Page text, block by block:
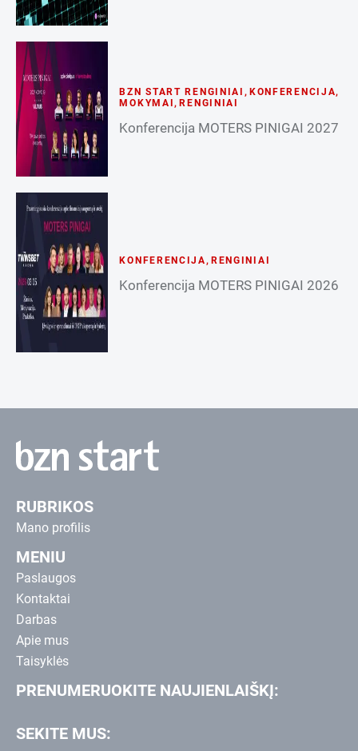
BZN START RENGINIAI , KONFERENCIJA,
MOKYMAI ,RENGINIAI
Konferencija MOTERS PINIGAI 2027
KONFERENCIJA, RENGINIAI
Konferencija MOTERS PINIGAI 2026
RUBRIKOS
Mano profilis
MENIU
Paslaugos
Kontaktai
Darbas
Apie mus
Taisyklės
PRENUMERUOKITE NAUJIENLAIŠKĮ:
SEKITE MUS: